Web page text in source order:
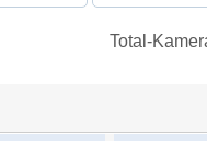
Total-